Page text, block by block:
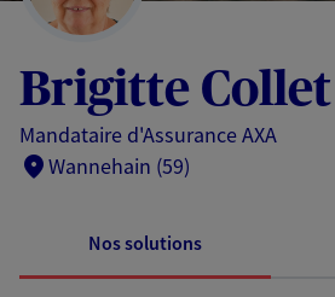
Brigitte Collet
Mandataire d'Assurance AXA
Wannehain (59)
Nos solutions